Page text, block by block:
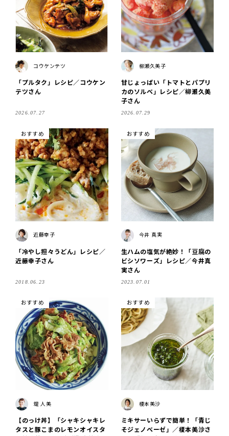
コウケンテツ
「プルタク」レシピ／コウケン
テツさん
2026.07.27
柳瀬久美子
甘じょっぱい「トマトとパプリ
カのソルベ」レシピ／柳瀬久美
子さん
2026.07.29
おすすめ
近藤幸子
「冷やし担々うどん」レシピ／
近藤幸子さん
2018.06.23
おすすめ
今井 真実
生ハムの塩気が絶妙！「豆腐の
ビシソワーズ」レシピ／今井真
実さん
2023.07.01
おすすめ
堤 人美
【のっけ丼】「シャキシャキレ
タスと豚こまのレモンオイスタ
おすすめ
榎本美沙
ミキサーいらずで簡単！「青じ
そジェノベーゼ」／榎本美沙さ